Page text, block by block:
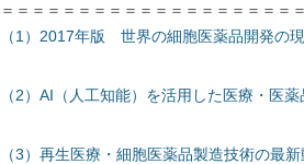
＝＝＝＝＝＝＝＝＝＝＝＝＝＝＝＝＝＝＝
（1）2017年版 世界の細胞医薬品開発の
（2）AI（人工知能）を活用した医療・医
（3）再生医療・細胞医薬品製造技術の最